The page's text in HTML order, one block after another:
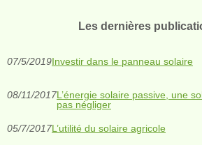
Les dernières
07/5/2019Investir dans le panneau solaire
08/11/2017L’énergie solaire passive, une
pas négliger
05/7/2017L’utilité du solaire agricole